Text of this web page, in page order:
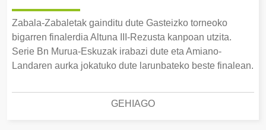
Zabala-Zabaletak gainditu dute Gasteizko torneoko
bigarren finalerdia Altuna III-Rezusta kanpoan utzita.
Serie Bn Murua-Eskuzak irabazi dute eta Amiano-
Landaren aurka jokatuko dute larunbateko beste finalean.
GEHIAGO